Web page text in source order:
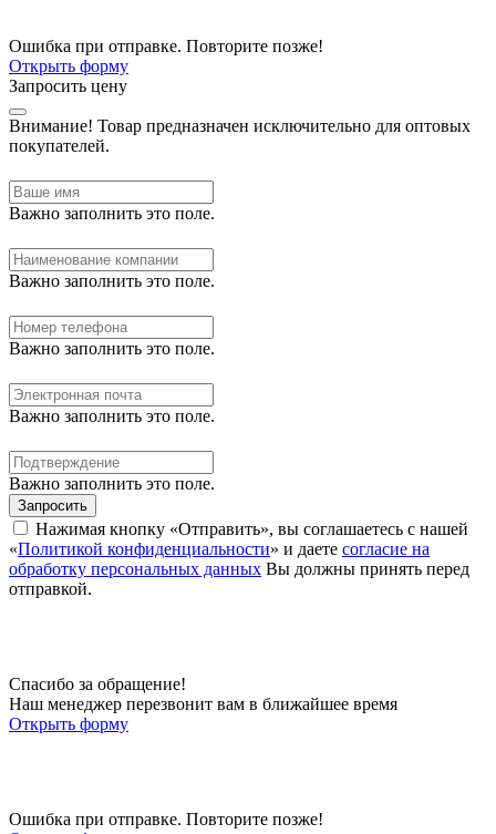
Ошибка при отправке. Повторите позже!
Открыть форму
Запросить цену
Внимание! Товар предназначен исключительно для оптовых
покупателей.
Важно заполнить это поле.
Важно заполнить это поле.
Важно заполнить это поле.
Важно заполнить это поле.
Важно заполнить это поле.
Запросить
Нажимая кнопку «Отправить», вы соглашаетесь с нашей
«Политикой конфиденциальности» и даете согласие на
обработку персональных данных Вы должны принять перед
отправкой.
Спасибо за обращение!
Наш менеджер перезвонит вам в ближайшее время
Открыть форму
Ошибка при отправке. Повторите позже!